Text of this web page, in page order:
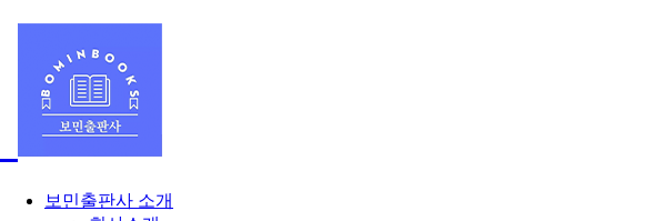
보민출판사 소개